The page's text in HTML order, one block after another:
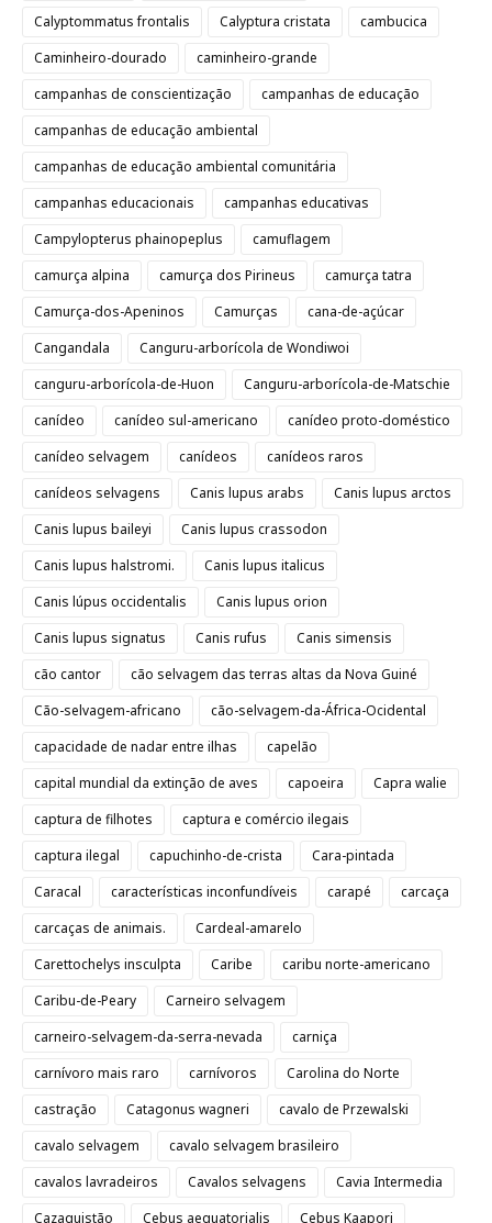
Calyptommatus frontalis
Calyptura cristata
cambucica
Caminheiro-dourado
caminheiro-grande
campanhas de conscientização
campanhas de educação
campanhas de educação ambiental
campanhas de educação ambiental comunitária
campanhas educacionais
campanhas educativas
Campylopterus phainopeplus
camuflagem
camurça alpina
camurça dos Pirineus
camurça tatra
Camurça-dos-Apeninos
Camurças
cana-de-açúcar
Cangandala
Canguru-arborícola de Wondiwoi
canguru-arborícola-de-Huon
Canguru-arborícola-de-Matschie
canídeo
canídeo sul-americano
canídeo proto-doméstico
canídeo selvagem
canídeos
canídeos raros
canídeos selvagens
Canis lupus arabs
Canis lupus arctos
Canis lupus baileyi
Canis lupus crassodon
Canis lupus halstromi.
Canis lupus italicus
Canis lúpus occidentalis
Canis lupus orion
Canis lupus signatus
Canis rufus
Canis simensis
cão cantor
cão selvagem das terras altas da Nova Guiné
Cão-selvagem-africano
cão-selvagem-da-África-Ocidental
capacidade de nadar entre ilhas
capelão
capital mundial da extinção de aves
capoeira
Capra walie
captura de filhotes
captura e comércio ilegais
captura ilegal
capuchinho-de-crista
Cara-pintada
Caracal
características inconfundíveis carapé
carcaça
carcaças de animais.
Cardeal-amarelo
Carettochelys insculpta
Caribe
caribu norte-americano
Caribu-de-Peary
Carneiro selvagem
carneiro-selvagem-da-serra-nevada
carniça
carnívoro mais raro
carnívoros
Carolina do Norte
castração
Catagonus wagneri
cavalo de Przewalski
cavalo selvagem
cavalo selvagem brasileiro
cavalos lavradeiros
Cavalos selvagens
Cavia Intermedia
Cazaquistão
Cebus aequatorialis Cebus Kaapori